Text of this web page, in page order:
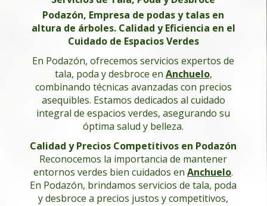
Podazón, Empresa de podas y talas en
altura de árboles. Calidad y Eficiencia en el
Cuidado de Espacios Verdes
En Podazón, ofrecemos servicios expertos de
tala, poda y desbroce en Anchuelo,
combinando técnicas avanzadas con precios
asequibles. Estamos dedicados al cuidado
integral de espacios verdes, asegurando su
óptima salud y belleza.
Calidad y Precios Competitivos en Podazón
Reconocemos la importancia de mantener
entornos verdes bien cuidados en Anchuelo.
En Podazón, brindamos servicios de tala, poda
y desbroce a precios justos y competitivos,